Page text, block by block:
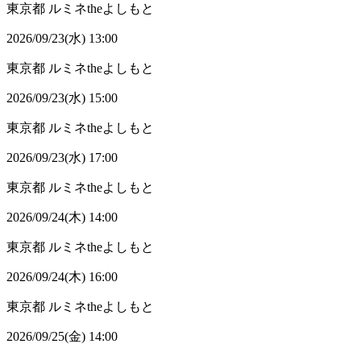
東京都 ルミネtheよしもと
2026/09/23(水) 13:00
東京都 ルミネtheよしもと
2026/09/23(水) 15:00
東京都 ルミネtheよしもと
2026/09/23(水) 17:00
東京都 ルミネtheよしもと
2026/09/24(木) 14:00
東京都 ルミネtheよしもと
2026/09/24(木) 16:00
東京都 ルミネtheよしもと
2026/09/25(金) 14:00